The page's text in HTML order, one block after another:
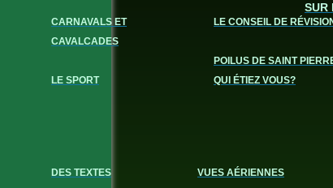
CARNAVALS ET
CAVALCADES
LE SPORT
LE CONSEIL DE
POILUS DE SAINT
QUI ÉTIEZ VOUS?
DES TEXTES VUES AÉRIENNES
SUR